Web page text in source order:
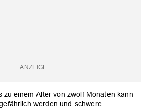
zu einem Alter von zwölf Monaten kann
werden und schwere